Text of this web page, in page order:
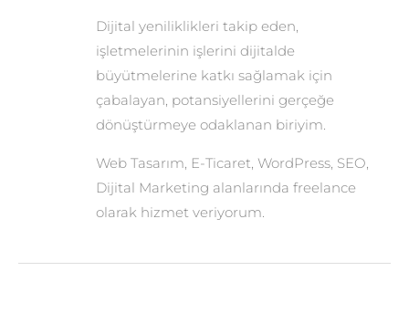
Dijital yeniliklikleri takip eden,
işletmelerinin işlerini dijitalde
büyütmelerine katkı sağlamak için
çabalayan, potansiyellerini gerçeğe
dönüştürmeye odaklanan biriyim.
Web Tasarım, E-Ticaret, WordPress, SEO,
Dijital Marketing alanlarında freelance
olarak hizmet veriyorum.